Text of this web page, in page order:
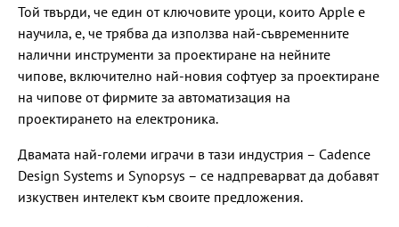
Той твърди, че един от ключовите уроци, които Apple е
научила, е, че трябва да използва най-съвременните
налични инструменти за проектиране на нейните
чипове, включително най-новия софтуер за проектиране
на чипове от фирмите за автоматизация на
проектирането на електроника.
Двамата най-големи играчи в тази индустрия – Cadence
Design Systems и Synopsys – се надпреварват да добавят
изкуствен интелект към своите предложения.